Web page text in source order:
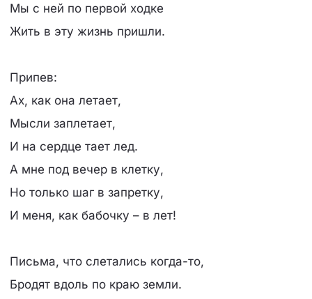
Мы с ней по первой ходке
Жить в эту жизнь пришли.
Припев:
Ах, как она летает,
Мысли заплетает,
И на сердце тает лед.
А мне под вечер в клетку,
Но только шаг в запретку,
И меня, как бабочку – в лет!
Письма, что слетались когда-то,
Бродят вдоль по краю земли.